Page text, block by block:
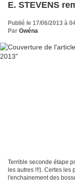
E. STEVENS
Publié le 17/06/2013 à
Par Gwéna
Terrible seconde étape
les autres !!!). Certes les
l'enchainement des